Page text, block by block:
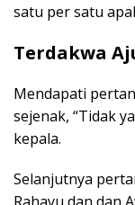
satu per satu
Terdakwa
Mendapati
sejenak, “Tidak
kepala.
Selanjutnya